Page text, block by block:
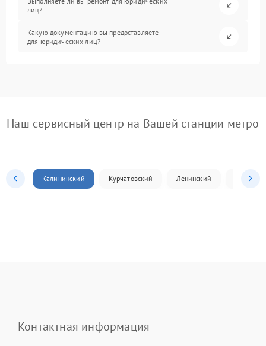
лиц?
Какую документацию вы предоставляете
для юридических лиц?
Наш сервисный центр на Вашей станции метро
Калининский Курчатовский Ленинский
Контактная информация